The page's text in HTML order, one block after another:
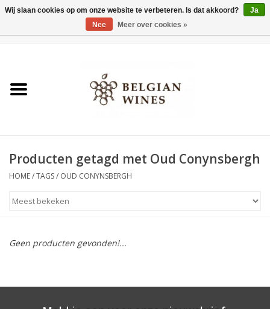
Wijnen
Wijnbar Antwerpen
Producten getagd met Oud Conynsbergh
HOME/TAGS/ OUD CONYNSBERGH
Geen producten gevonden!...
Wij slaan cookies op om onze website te verbeteren. Is dat akkoord?
Ja
Nee
Meer over cookies »